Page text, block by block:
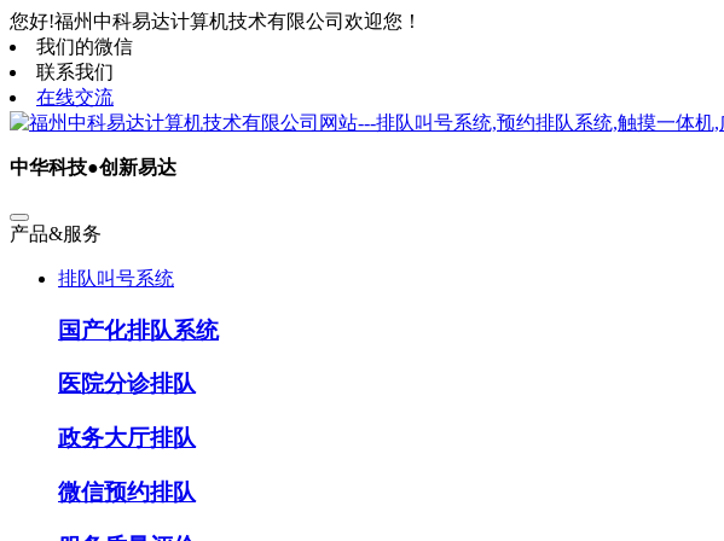
您好!福州中科易达计算机技术有限公司欢迎您！
我们的微信
联系我们
在线交流
中华科技●创新易达
产品&服务
排队叫号系统
国产化排队系统
医院分诊排队
政务大厅排队
微信预约排队